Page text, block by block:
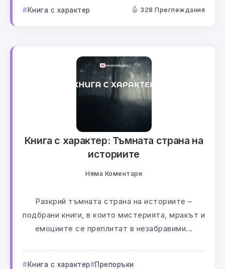
Книга с характер 328 Преглеждания
Книга с характер: Тъмната страна на
историите
Няма Коментари
Разкрий тъмната страна на историите –
подбрани книги, в които мистерията, мракът и
емоциите се преплитат в незабравими...
Книга с характер Препоръки